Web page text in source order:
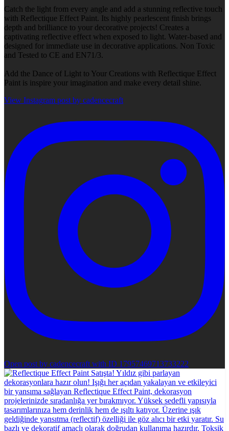
Catch the light from every angle and add a stunning reflective touch
with Reflectique Effect Paint. Its highly pearlescent finish brings
depth and brilliance to your decorative projects! Creates a
captivating reflective effect when exposed to light. Water-based and
designed for immediate use in decorative applications. Non Toxic
and Tested to CE and EN71/3.
Add the Dance of Light to Your Creations with Reflectique Effect
Paint is inspire your imagination and make every detail shine.
View Instagram post by cadencecraft
Open post by cadencecraft with ID 17957469713733222